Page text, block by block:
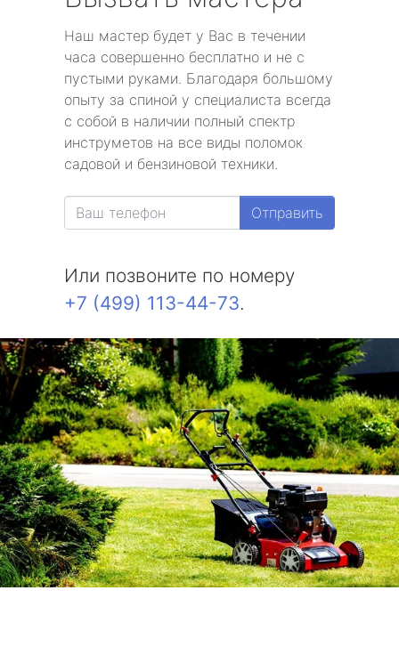
Наш мастер будет у Вас в течении
часа совершенно бесплатно и не с
пустыми руками. Благодаря большому
опыту за спиной у специалиста всегда
с собой в наличии полный спектр
инструметов на все виды поломок
садовой и бензиновой техники.
Отправить
Или позвоните по номеру
+7 (499) 113-44-73.